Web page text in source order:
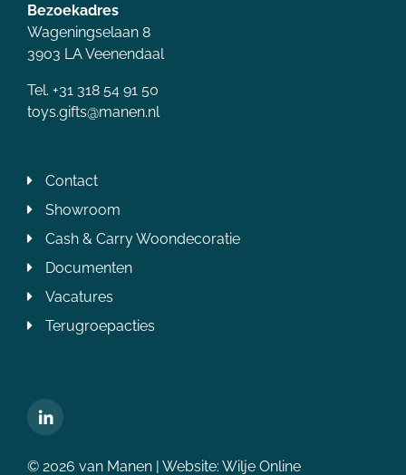
Bezoekadres
Wageningselaan 8
3903 LA Veenendaal
Tel. +31 318 54 91 50
toys.gifts@manen.nl
Contact
Showroom
Cash & Carry Woondecoratie
Documenten
Vacatures
Terugroepacties
© 2026 van Manen | Website: Wilje Online